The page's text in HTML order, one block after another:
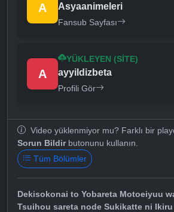
A Asyaanimeleri
Fansub Sayfası
A
YÜKLEYEN (SITE)
ayyildizbeta
Profili Gör
Video yüklenmiyor mu? Farklı bir
Sorun Bildirbutonunu kullanın.
Tüm Bölümler
Dekisokonai to Yobareta Motoeiyuu
Tsuihou sareta node Sukikatte ni